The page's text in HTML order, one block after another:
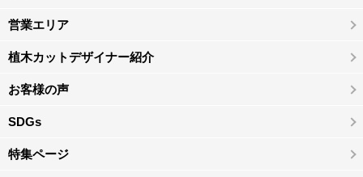
営業エリア
植木カットデザイナー紹介
お客様の声
SDGs
特集ページ